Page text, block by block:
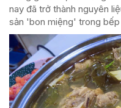
nay đã trở thành nguyên
sản 'bon miệng' trong